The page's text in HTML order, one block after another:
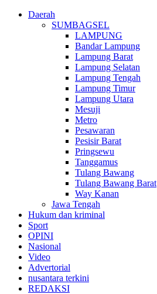
Daerah
SUMBAGSEL
LAMPUNG
Bandar Lampung
Lampung Barat
Lampung Selatan
Lampung Tengah
Lampung Timur
Lampung Utara
Mesuji
Metro
Pesawaran
Pesisir Barat
Pringsewu
Tanggamus
Tulang Bawang
Tulang Bawang Barat
Way Kanan
Jawa Tengah
Hukum dan kriminal
Sport
OPINI
Nasional
Video
Advertorial
nusantara terkini
REDAKSI